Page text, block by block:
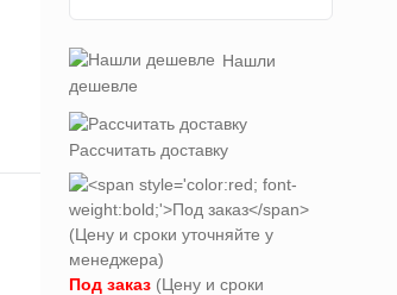
Нашли
дешевле
Рассчитать доставку
Под заказ (Цену и сроки